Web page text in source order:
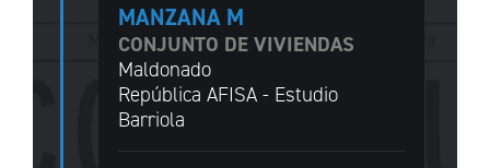
MANZANA M
CONJUNTO DE VIVIENDAS
Maldonado
República AFISA - Estudio
Barriola